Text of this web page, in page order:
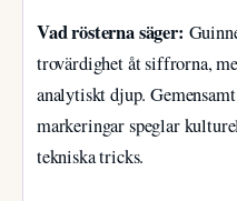
Vad rösterna säger:
trovärdighet åt siffrorna,
analytiskt djup.
markeringar speglar
tekniska tricks.